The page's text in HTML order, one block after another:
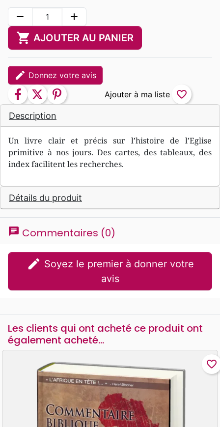
Description
Un livre clair et précis sur l’histoire de l’Eglise
primitive à nos jours. Des cartes, des tableaux, des
index facilitent les recherches.
Détails du produit
remove add
shopping_cart AJOUTER AU PANIER
edit Donnez votre avis
facebook twitter pinterest favorite_border
chat Commentaires (0)
edit
avis
Les clients qui ont acheté ce produit ont
également acheté...
favorite_border